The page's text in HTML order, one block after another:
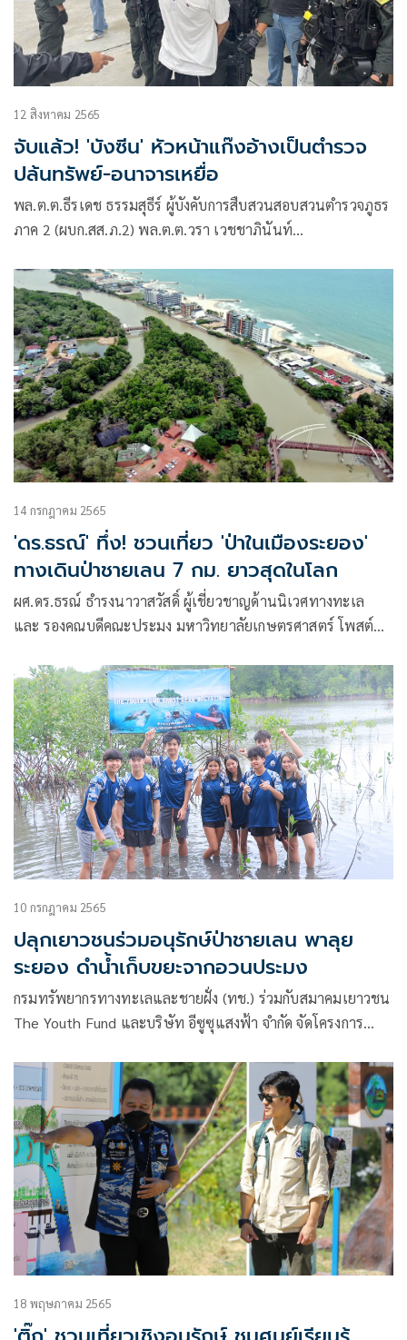
12 สิงหาคม 2565
จับแล้ว! 'บังซีน' หัวหน้าแก๊งอ้างเป็นตำรวจ
ปล้นทรัพย์-อนาจารเหยื่อ
พล.ต.ต.ธีรเดช ธรรมสุธีร์ ผู้บังคับการสืบสวนสอบสวนตำรวจภูธร
ภาค 2 (ผบก.สส.ภ.2) พล.ต.ต.วรา เวชชาภินันท์
พ.ต.อ.จักราวุธ คล้ายนิล ผกก.สืบสวน ภ.จว.ระยอง
14 กรกฎาคม 2565
'ดร.ธรณ์' ทึ่ง! ชวนเที่ยว 'ป่าในเมืองระยอง'
ทางเดินป่าชายเลน 7 กม. ยาวสุดในโลก
ผศ.ดร.ธรณ์ ธำรงนาวาสวัสดิ์ ผู้เชี่ยวชาญด้านนิเวศทางทะเล
และ รองคณบดีคณะประมง มหาวิทยาลัยเกษตรศาสตร์ โพสต์
ไหมครับ เมืองระยองมีทางเดินในป่าชายเลน mangrove
boardwalk ที่อาจจะยาวสุดในโลก
10 กรกฎาคม 2565
ปลุกเยาวชนร่วมอนุรักษ์ป่าชายเลน พาลุย
ระยอง ดำน้ำเก็บขยะจากอวนประมง
กรมทรัพยากรทางทะเลและชายฝั่ง (ทช.) ร่วมกับสมาคมเยาวชน
The Youth Fund และบริษัท อีซูซุแสงฟ้า จำกัด จัดโครงการ
เลน” ซึ่งเป็นกิจกรรมเพื่อสังคม สิ่งแวดล้อม และ
สาธารณประโยชน์ ในการนี้นายโสภณ ทองดี อธิบดีกรม
ทรัพยากรทางทะเลและชายฝั่ง (อทช.)
18 พฤษภาคม 2565